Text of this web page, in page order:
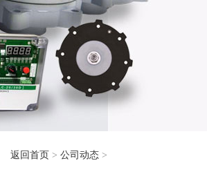
返回首页 > 公司动态 >